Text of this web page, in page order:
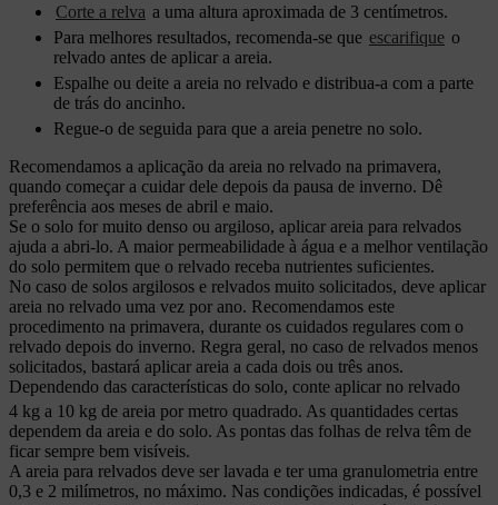
Corte a relva a uma altura aproximada de 3 centímetros.
Para melhores resultados, recomenda-se que escarifique o
relvado antes de aplicar a areia.
Espalhe ou deite a areia no relvado e distribua-a com a parte
de trás do ancinho.
Regue-o de seguida para que a areia penetre no solo.
Recomendamos a aplicação da areia no relvado na primavera,
quando começar a cuidar dele depois da pausa de inverno. Dê
preferência aos meses de abril e maio.
Se o solo for muito denso ou argiloso, aplicar areia para relvados
ajuda a abri-lo. A maior permeabilidade à água e a melhor ventilação
do solo permitem que o relvado receba nutrientes suficientes.
No caso de solos argilosos e relvados muito solicitados, deve aplicar
areia no relvado uma vez por ano. Recomendamos este
procedimento na primavera, durante os cuidados regulares com o
relvado depois do inverno. Regra geral, no caso de relvados menos
solicitados, bastará aplicar areia a cada dois ou três anos.
Dependendo das características do solo, conte aplicar no relvado
4 kg a 10 kg de areia por metro quadrado. As quantidades certas
dependem da areia e do solo. As pontas das folhas de relva têm de
ficar sempre bem visíveis.
A areia para relvados deve ser lavada e ter uma granulometria entre
0,3 e 2 milímetros, no máximo. Nas condições indicadas, é possível